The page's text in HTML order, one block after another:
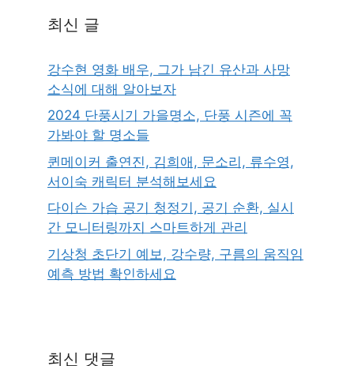
최신 글
강수현 영화 배우, 그가 남긴 유산과 사망
소식에 대해 알아보자
2024 단풍시기 가을명소, 단풍 시즌에 꼭
가봐야 할 명소들
퀸메이커 출연진, 김희애, 문소리, 류수영,
서이숙 캐릭터 분석해보세요
다이슨 가습 공기 청정기, 공기 순환, 실시
간 모니터링까지 스마트하게 관리
기상청 초단기 예보, 강수량, 구름의 움직임
예측 방법 확인하세요
최신 댓글